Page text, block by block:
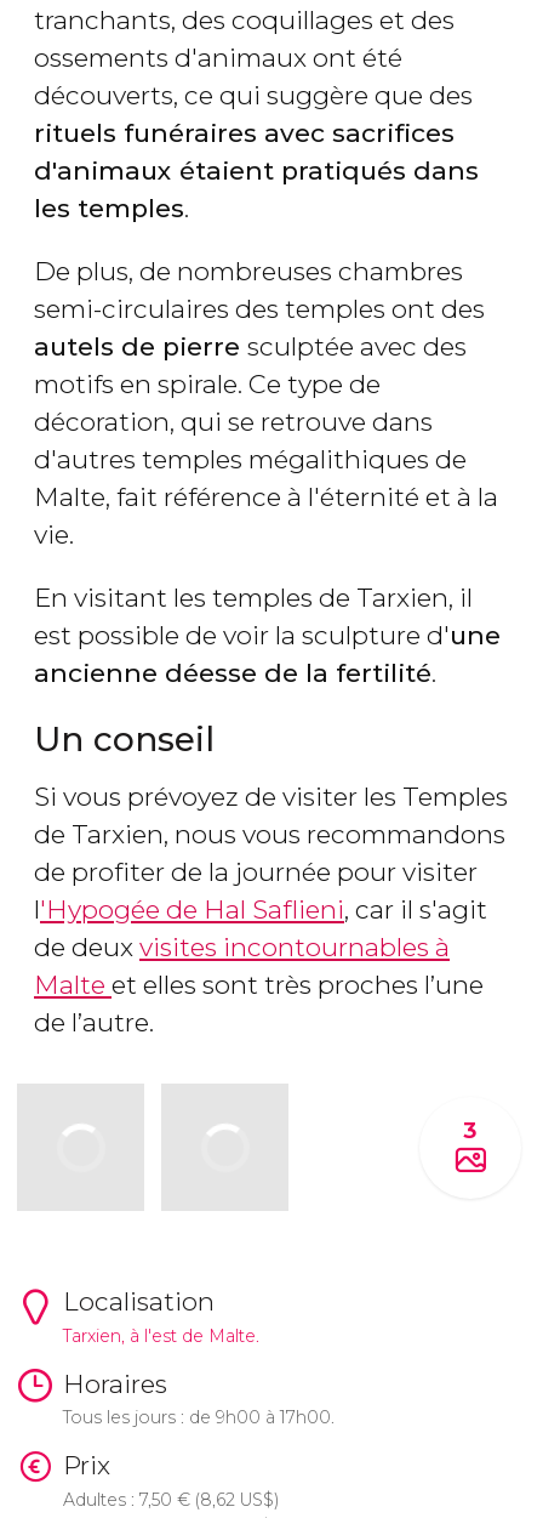
tranchants, des coquillages et des
ossements d'animaux ont été
découverts, ce qui suggère que des
rituels funéraires avec sacrifices
d'animaux étaient pratiqués dans
les temples.
De plus, de nombreuses chambres
semi-circulaires des temples ont des
autels de pierre sculptée avec des
motifs en spirale. Ce type de
décoration, qui se retrouve dans
d'autres temples mégalithiques de
Malte, fait référence à l'éternité et à la
vie.
En visitant les temples de Tarxien, il
est possible de voir la sculpture d'une
ancienne déesse de la fertilité.
Un conseil
Si vous prévoyez de visiter les Temples
de Tarxien, nous vous recommandons
de profiter de la journée pour visiter
l'Hypogée de Hal Saflieni, car il s'agit
de deux visites incontournables à
Malte et elles sont très proches l’une
de l’autre.
3
Localisation
Tarxien, à l'est de Malte.
Horaires
Tous les jours : de 9h00 à 17h00.
Prix
Adultes : 7,50 €(8,62 US$)